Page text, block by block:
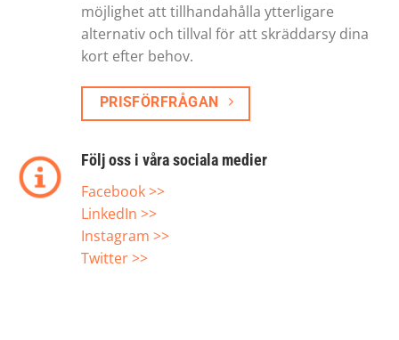
möjlighet att tillhandahålla ytterligare
alternativ och tillval för att skräddarsy dina
kort efter behov.
PRISFÖRFRÅGAN
Följ oss i våra sociala medier
Facebook >>
LinkedIn >>
Instagram >>
Twitter >>